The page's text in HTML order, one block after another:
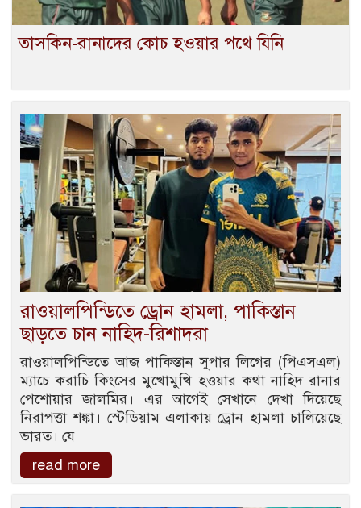
তাসকিন-রানাদের কোচ হওয়ার পথে যিনি
রাওয়ালপিন্ডিতে ড্রোন হামলা, পাকিস্তান
ছাড়তে চান নাহিদ-রিশাদরা
রাওয়ালপিন্ডিতে আজ পাকিস্তান সুপার লিগের (পিএসএল)
ম্যাচে করাচি কিংসের মুখোমুখি হওয়ার কথা নাহিদ রানার
পেশোয়ার জালমির। এর আগেই সেখানে দেখা দিয়েছে
নিরাপত্তা শঙ্কা। স্টেডিয়াম এলাকায় ড্রোন হামলা চালিয়েছে
ভারত। যে
read more